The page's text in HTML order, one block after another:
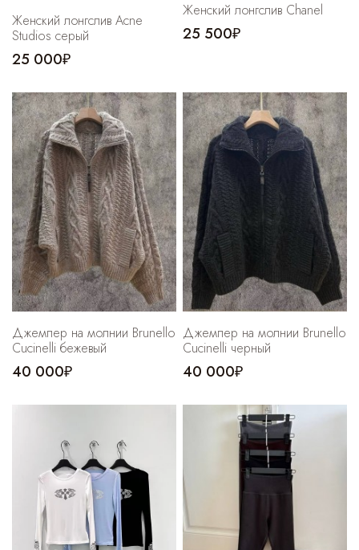
Женский лонгслив Acne
Studios серый
25 000₽
Женский лонгслив Chanel
25 500₽
Джемпер на молнии Brunello
Cucinelli бежевый
40 000₽
Джемпер на молнии Brunello
Cucinelli черный
40 000₽